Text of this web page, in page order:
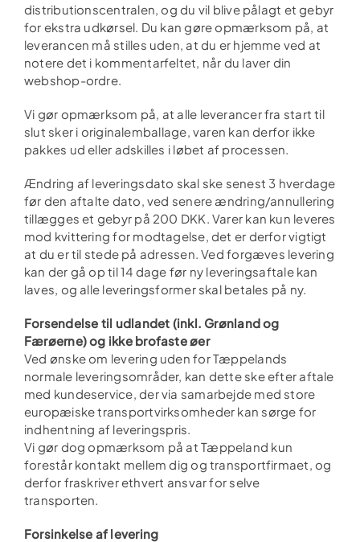
distributionscentralen, og du vil blive pålagt et gebyr
for ekstra udkørsel. Du kan gøre opmærksom på, at
leverancen må stilles uden, at du er hjemme ved at
notere det i kommentarfeltet, når du laver din
webshop-ordre.
Vi gør opmærksom på, at alle leverancer fra start til
slut sker i originalemballage, varen kan derfor ikke
pakkes ud eller adskilles i løbet af processen.
Ændring af leveringsdato skal ske senest 3 hverdage
før den aftalte dato, ved senere ændring/annullering
tillægges et gebyr på 200 DKK. Varer kan kun leveres
mod kvittering for modtagelse, det er derfor vigtigt
at du er til stede på adressen. Ved forgæves levering
kan der gå op til 14 dage før ny leveringsaftale kan
laves, og alle leveringsformer skal betales på ny.
Forsendelse til udlandet (inkl. Grønland og
Færøerne) og ikke brofaste øer
Ved ønske om levering uden for Tæppelands
normale leveringsområder, kan dette ske efter aftale
med kundeservice, der via samarbejde med store
europæiske transportvirksomheder kan sørge for
indhentning af leveringspris.
Vi gør dog opmærksom på at Tæppeland kun
forestår kontakt mellem dig og transportfirmaet, og
derfor fraskriver ethvert ansvar for selve
transporten.
Forsinkelse af levering